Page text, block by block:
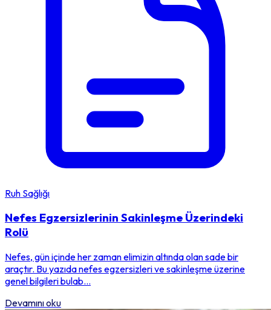
Ruh Sağlığı
Nefes Egzersizlerinin Sakinleşme Üzerindeki
Rolü
Nefes, gün içinde her zaman elimizin altında olan sade bir
araçtır. Bu yazıda nefes egzersizleri ve sakinleşme üzerine
genel bilgileri bulab...
Devamını oku